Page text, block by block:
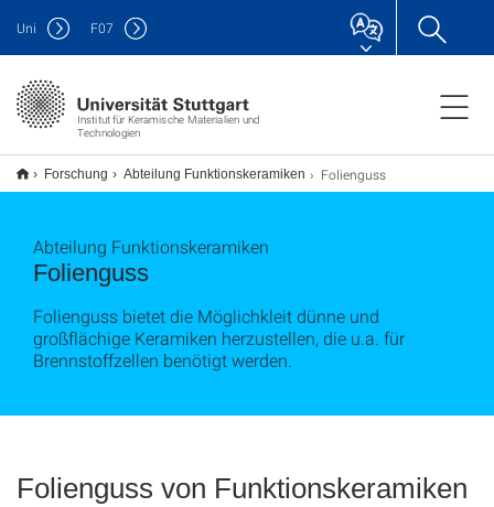
Institut für Keramische Materialien und
Technologien
Uni F07
Forschung Abteilung Funktionskeramiken Folienguss
Folienguss
Abteilung Funktionskeramiken
Folienguss bietet die Möglichkleit dünne und
großflächige Keramiken herzustellen, die u.a. für
Brennstoffzellen benötigt werden.
Folienguss von Funktionskeramiken